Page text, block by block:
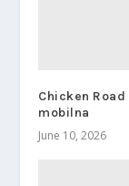
Chicken
mobilna
June 10, 2026